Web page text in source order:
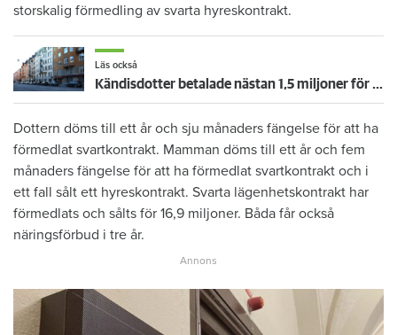
storskalig förmedling av svarta hyreskontrakt.
Läs också
Kändisdotter betalade nästan 1,5 miljoner för kontrakt – fastighetsförvaltaren: ”En slump” att hon fick lägenheten
Dottern döms till ett år och sju månaders fängelse för att ha
förmedlat svartkontrakt. Mamman döms till ett år och fem
månaders fängelse för att ha förmedlat svartkontrakt och i
ett fall sålt ett hyreskontrakt. Svarta lägenhetskontrakt har
förmedlats och sålts för 16,9 miljoner. Båda får också
näringsförbud i tre år.